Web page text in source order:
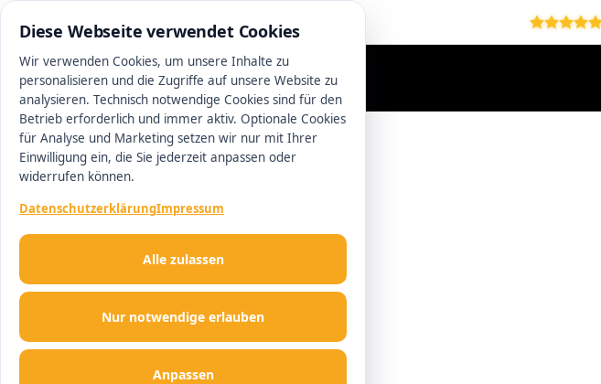
0511 13221100
Diese Webseite verwendet Cookies
Wir verwenden Cookies, um unsere Inhalte zu
personalisieren und die Zugriffe auf unsere Website zu
analysieren. Technisch notwendige Cookies sind für den
Betrieb erforderlich und immer aktiv. Optionale Cookies
für Analyse und Marketing setzen wir nur mit Ihrer
Einwilligung ein, die Sie jederzeit anpassen oder
widerrufen können.
DatenschutzerklärungImpressum
Nur notwendige erlauben
Anpassen
Alle zulassen